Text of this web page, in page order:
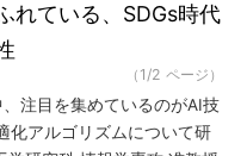
れている、SDGs時代
（1/2 ページ）
注目を集めているのがAI技
化アルゴリズムについて研